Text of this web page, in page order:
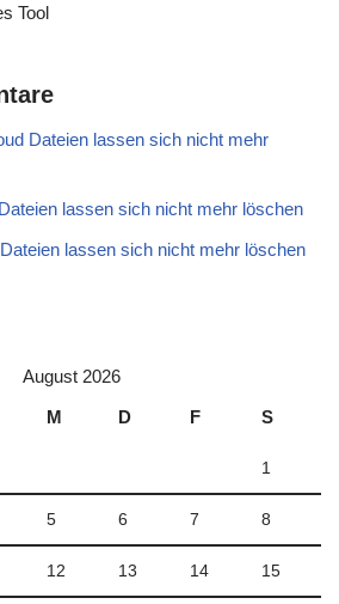
Tool
Dateien lassen sich nicht mehr
lassen sich nicht mehr löschen
lassen sich nicht mehr löschen
August 2026
M D F S
1
5 6 7 8
12 13 14 15